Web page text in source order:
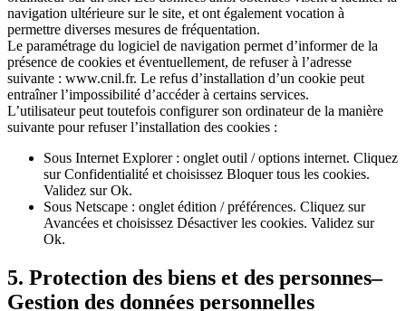
navigation ultérieure sur le site, et ont également vocation à
permettre diverses mesures de fréquentation.
Le paramétrage du logiciel de navigation permet d’informer de la
présence de cookies et éventuellement, de refuser à l’adresse
suivante : www.cnil.fr. Le refus d’installation d’un cookie peut
entraîner l’impossibilité d’accéder à certains services.
L’utilisateur peut toutefois configurer son ordinateur de la manière
suivante pour refuser l’installation des cookies :
Sous Internet Explorer : onglet outil / options internet. Cliquez
sur Confidentialité et choisissez Bloquer tous les cookies.
Validez sur Ok.
Sous Netscape : onglet édition / préférences. Cliquez sur
Avancées et choisissez Désactiver les cookies. Validez sur
Ok.
5. Protection des biens et des personnes–
Gestion des données personnelles